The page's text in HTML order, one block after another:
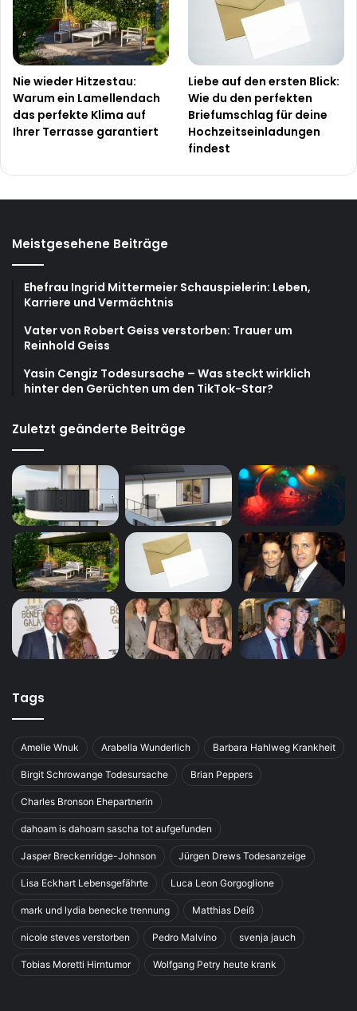
Nie wieder Hitzestau:
Warum ein Lamellendach
das perfekte Klima auf
Ihrer Terrasse garantiert
Liebe auf den ersten Blick:
Wie du den perfekten
Briefumschlag für deine
Hochzeitseinladungen
findest
Meistgesehene Beiträge
Ehefrau Ingrid Mittermeier Schauspielerin: Leben,
Karriere und Vermächtnis
Vater von Robert Geiss verstorben: Trauer um
Reinhold Geiss
Yasin Cengiz Todesursache – Was steckt wirklich
hinter den Gerüchten um den TikTok-Star?
Zuletzt geänderte Beiträge
Tags
Amelie Wnuk Arabella Wunderlich Barbara Hahlweg Krankheit
Birgit Schrowange Todesursache Brian Peppers
Charles Bronson Ehepartnerin
dahoam is dahoam sascha tot aufgefunden
Jasper Breckenridge-Johnson Jürgen Drews Todesanzeige
Lisa Eckhart Lebensgefährte Luca Leon Gorgoglione
mark und lydia benecke trennung Matthias Deiß
nicole steves verstorben Pedro Malvino svenja jauch
Tobias Moretti Hirntumor Wolfgang Petry heute krank